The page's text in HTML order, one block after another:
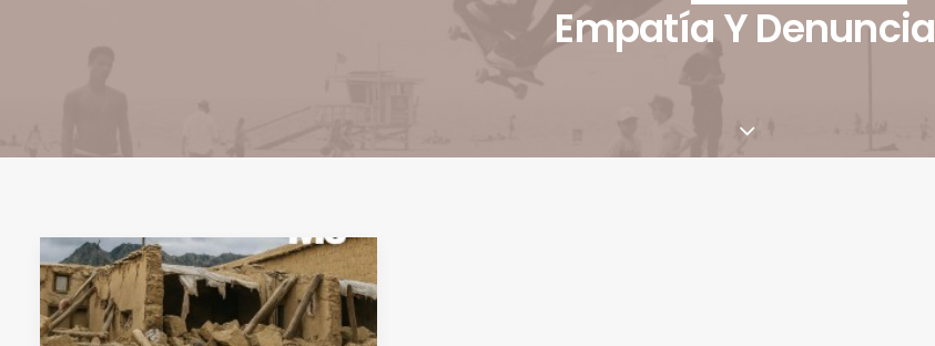
Empatía Y Denuncia